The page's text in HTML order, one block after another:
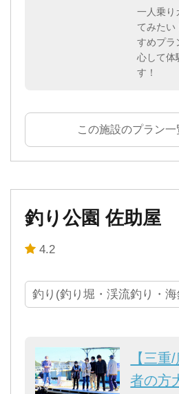
ップ講
一人乗り
てみたい
すめプラ
心して体
す！
この施設のプラン一
釣り公園 佐助屋
4.2
釣り(釣り堀・渓流釣り・
【三
者の方